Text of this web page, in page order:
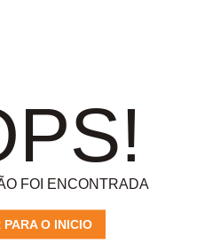
FOI ENCONTRADA
PARA O INICIO